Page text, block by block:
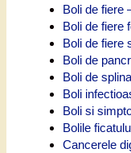
Boli de fiere
Boli de fiere
Boli de fiere
Boli de
Boli de splina
Boli
Boli si
Bolile
Cancerele